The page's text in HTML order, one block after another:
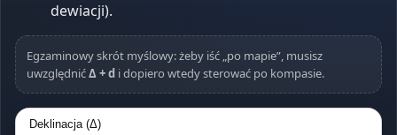
dewiacji).
Egzaminowy skrót myślowy: żeby iść „po mapie”, musisz
uwzględnićΔ + d i dopiero wtedy sterować po kompasie.
Deklinacja (Δ)